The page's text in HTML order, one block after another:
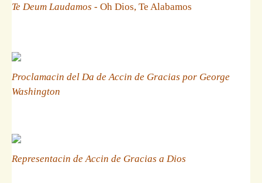
Te Deum Laudamos - Oh Dios, Te Alabamos
Proclamacin del Da de Accin de Gracias por George
Washington
Representacin de Accin de Gracias a Dios